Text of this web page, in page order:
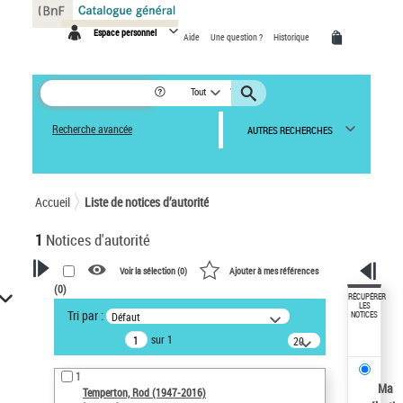
Espace personnel Aide Une question ? Historique
Tout
Recherche avancée AUTRES RECHERCHES
Accueil Liste de notices d’autorité
1 Notices d'autorité
VOTRE RECHERCHE
Recherche avancée dans les
notices d’autorité
Œuvres liées à l'auteur :
Temperton, Rod (1947-2016)
Voir la sélection (0) Ajouter à mes références
(0)
Tri par : Défaut
sur 1
20
résultats/page
1
Temperton, Rod (1947-2016)
RÉCUPÉRER
LES
NOTICES
Ma
Panneau de gestion des cookies